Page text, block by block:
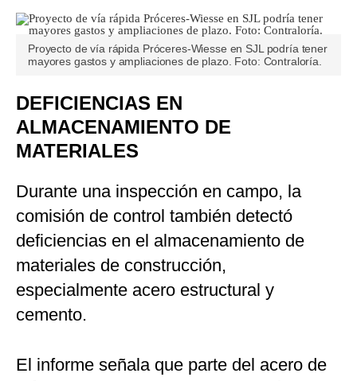
Proyecto de vía rápida Próceres-Wiesse en SJL podría tener
mayores gastos y ampliaciones de plazo. Foto: Contraloría.
DEFICIENCIAS EN
ALMACENAMIENTO DE
MATERIALES
Durante una inspección en campo, la
comisión de control también detectó
deficiencias en el almacenamiento de
materiales de construcción,
especialmente acero estructural y
cemento.
El informe señala que parte del acero de